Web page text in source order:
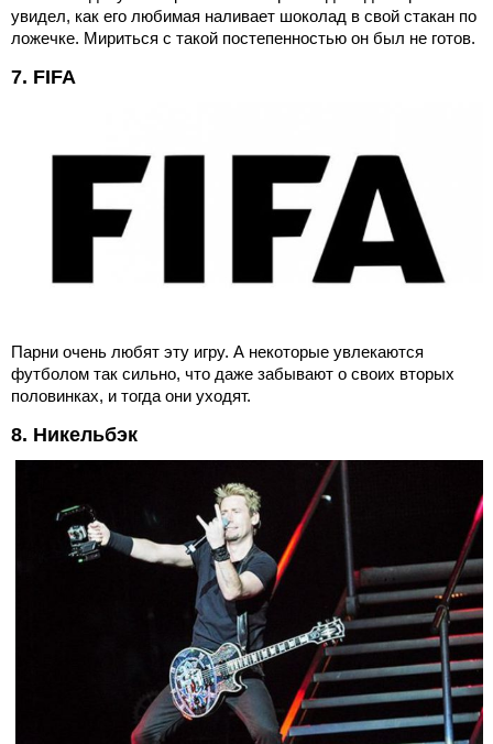
увидел, как его любимая наливает шоколад в свой стакан по
ложечке. Мириться с такой постепенностью он был не готов.
7. FIFA
Парни очень любят эту игру. А некоторые увлекаются
футболом так сильно, что даже забывают о своих вторых
половинках, и тогда они уходят.
8. Никельбэк